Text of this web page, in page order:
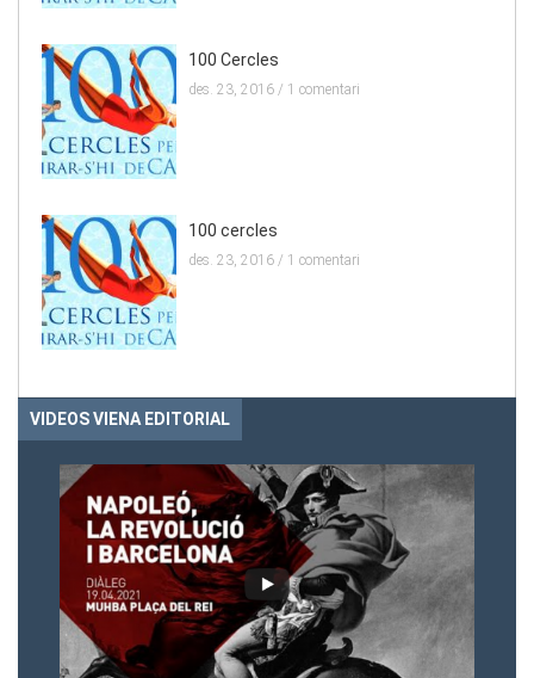
100 Cercles
des. 23, 2016 / 1 comentari
100 cercles
des. 23, 2016 / 1 comentari
VIDEOS VIENA EDITORIAL